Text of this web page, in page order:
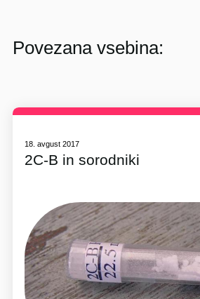
Povezana vsebina:
18. avgust 2017
2C-B in sorodniki